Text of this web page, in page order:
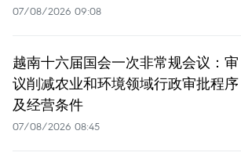
07/08/2026 09:08
越南十六届国会一次非常规会议：审
议削减农业和环境领域行政审批程序
及经营条件
07/08/2026 08:45